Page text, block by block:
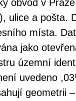
obvod v
ulice a pošta.
místa.
jako
územní
uvedeno
geometrii